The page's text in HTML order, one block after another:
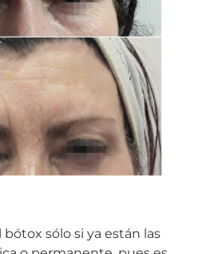
sólo si ya están las